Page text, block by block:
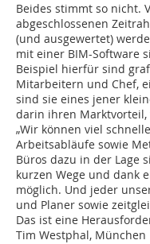
Beides stimmt so nicht.
abgeschlossenen
(und ausgewertet)
mit einer BIM-Software
Beispiel hierfür sind
Mitarbeitern und Chef,
sind sie eines jener
darin ihren Marktvorteil,
„Wir können viel
Arbeitsabläufe sowie
Büros dazu in der Lage
kurzen Wege und dank
möglich. Und jeder
und Planer sowie
Das ist eine
Tim Westphal, München